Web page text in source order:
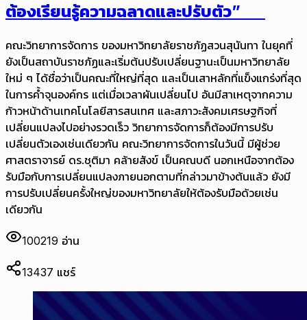
ต้องเรียนรู้ความฉลาดและปรับตัว”
คณะวิทยาการจัดการ ของมหาวิทยาลัยราชภัฏสวนสุนันทา ในยุคที่
ยังเป็นสถาบันราชภัฏและเริ่มต้นปรับเปลี่ยนฐานะเป็นมหาวิทยาลัย
ใหม่ ๆ ได้ชื่อว่าเป็นคณะที่ใหญ่ที่สุด และเป็นเสาหลักที่แข็งแกร่งที่สุด
ในการค้ำจุนองค์กร แต่เมื่อเวลาผันเปลี่ยนไป อันมีสาเหตุจากความ
ก้าวหน้าด้านเทคโนโลยีสารสนเทศ และสภาวะสังคมเศรษฐกิจที่
เปลี่ยนแปลงไปอย่างรวดเร็ว วิทยาการจัดการก็ต้องมีการปรับ
เปลี่ยนตัวเองเช่นเดียวกัน คณะวิทยาการจัดการในวันนี้ มีผู้ช่วย
ศาสตราจารย์ ดร.ชุติมา คล้ายสังข์ เป็นคณบดี นอกเหนือจากต้อง
รับมือกับการเปลี่ยนแปลงภายนอกตามที่กล่าวมาข้างต้นแล้ว ยังมี
การปรับเปลี่ยนครั้งใหญ่ของมหาวิทยาลัยให้ต้องรับมือด้วยเช่น
เดียวกัน
100219 อ่าน
13437 แชร์